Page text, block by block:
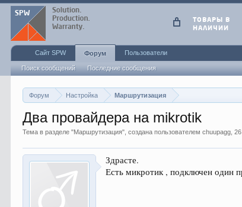
Форум Настройка Маршрутизация
Два провайдера на mikrotik
Тема в разделе "Маршрутизация", создана пользователемchuupagg ,
Здрасте.
Есть микротик , подключен один
ТОВАРЫ В
НАЛИЧИИ
Сайт SPW Форум
Поиск сообщений Последние сообщения
Пользователи